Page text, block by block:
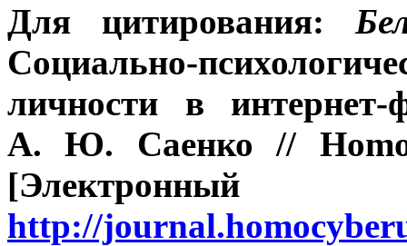
Для цитирования:
Социально-
личности в
А. Ю. Саенко //
http://